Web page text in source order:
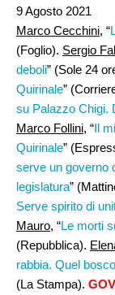
9 Agosto 2021
Marco Cecchini, “
(Foglio). Sergio
deboli” (Sole 24
Quirinale”
su Palazzo Chigi.
Marco Follini, “Il
Quirinale”
serve un governo
legislatura”
Serve spirito di
Mauro, “Le morti
(Repubblica).
rabbia. Quel
(La Stampa).